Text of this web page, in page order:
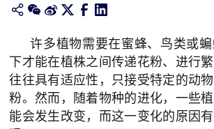
关于我们
许多植物需要在蜜蜂、鸟类或
下才能在植株之间传递花粉、进行
往往具有适应性，只接受特定的动
粉。然而，随着物种的进化，一些
能会发生改变，而这一变化的原因